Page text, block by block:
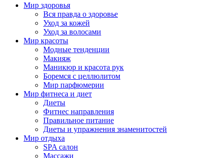
Мир здоровья
Вся правда о здоровье
Уход за кожей
Уход за волосами
Мир красоты
Модные тенденции
Макияж
Маникюр и красота рук
Боремся с целлюлитом
Мир парфюмерии
Мир фитнеса и диет
Диеты
Фитнес направления
Правильное питание
Диеты и упражнения знаменитостей
Мир отдыха
SPA салон
Массажи